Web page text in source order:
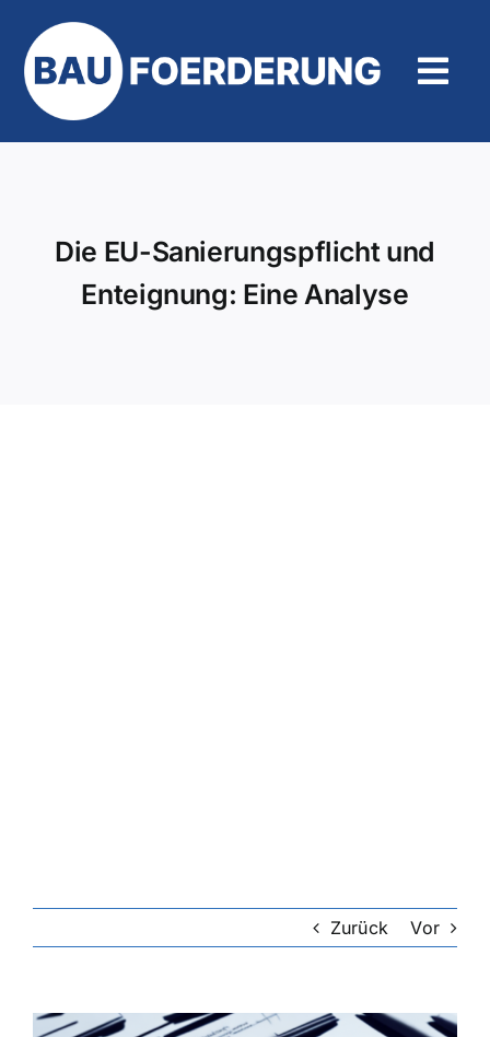
Inhalt
springen
Die EU-Sanierungspflicht und
Enteignung: Eine Analyse
Zurück Vor
Zeige